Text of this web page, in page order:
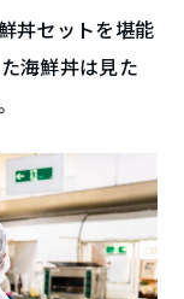
丼セットを堪能
海鮮丼は見た